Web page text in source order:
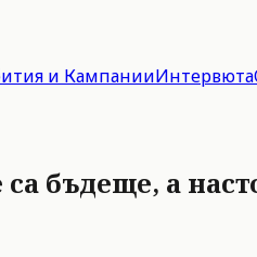
и КампанииИнтервюта
бъдеще, а